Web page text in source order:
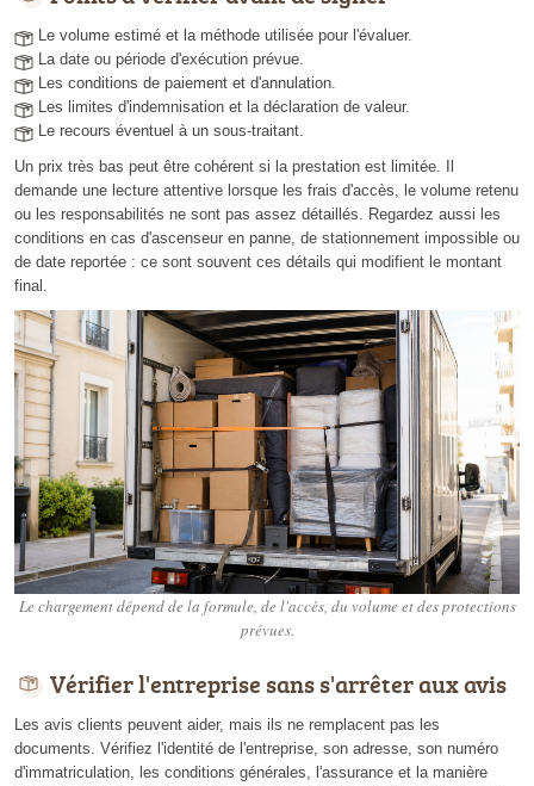
Le volume estimé et la méthode utilisée pour l'évaluer.
La date ou période d'exécution prévue.
Les conditions de paiement et d'annulation.
Les limites d'indemnisation et la déclaration de valeur.
Le recours éventuel à un sous-traitant.
Un prix très bas peut être cohérent si la prestation est limitée. Il
demande une lecture attentive lorsque les frais d'accès, le volume retenu
ou les responsabilités ne sont pas assez détaillés. Regardez aussi les
conditions en cas d'ascenseur en panne, de stationnement impossible ou
de date reportée : ce sont souvent ces détails qui modifient le montant
final.
Le chargement dépend de la formule, de l'accès, du volume et des protections
prévues.
Vérifier l'entreprise sans s'arrêter aux avis
Les avis clients peuvent aider, mais ils ne remplacent pas les
documents. Vérifiez l'identité de l'entreprise, son adresse, son numéro
d'immatriculation, les conditions générales, l'assurance et la manière